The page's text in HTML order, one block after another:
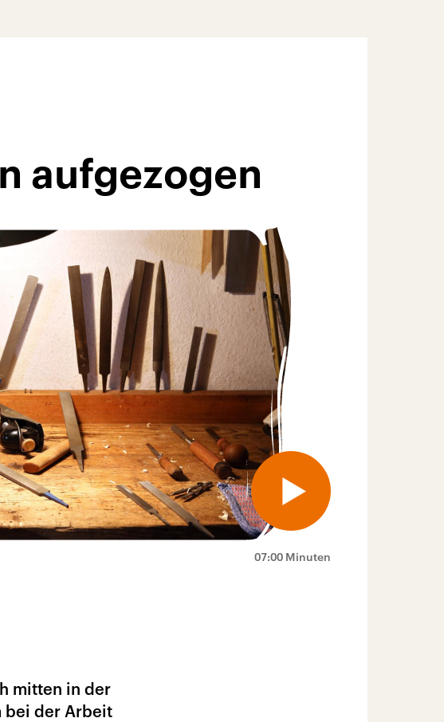
aufgezogen
07:00 Minuten
mitten in der
bei der Arbeit